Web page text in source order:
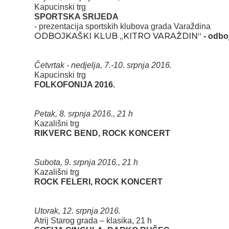
Kapucinski trg
SPORTSKA SRIJEDA
- prezentacija sportskih klubova grada Varaždina
ODBOJKAŠKI KLUB „KITRO VARAŽDIN“ -
Četvrtak - nedjelja, 7.-10. srpnja 2016.
Kapucinski trg
FOLKOFONIJA 2016.
Petak, 8. srpnja 2016., 21 h
Kazališni trg
RIKVERC BEND, ROCK KONCERT
Subota, 9. srpnja 2016., 21 h
Kazališni trg
ROCK FELERI, ROCK KONCERT
Utorak, 12. srpnja 2016.
Atrij Starog grada – klasika, 21 h